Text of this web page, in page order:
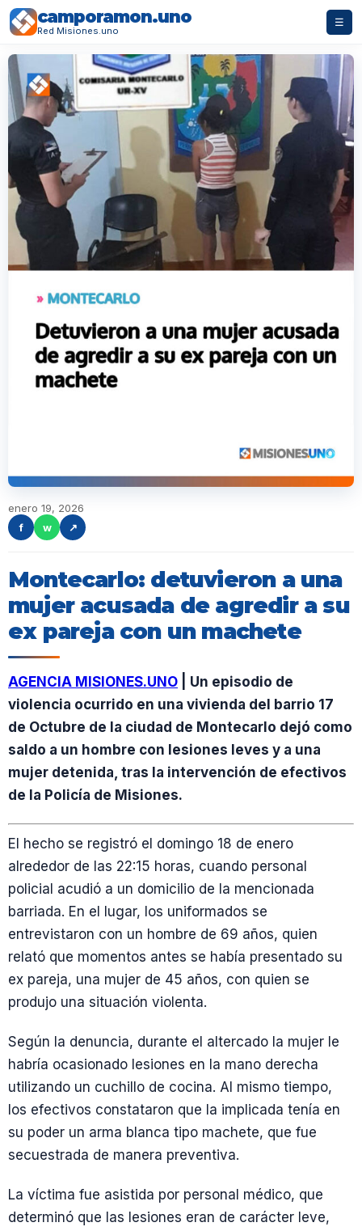
camporamon.uno
Red Misiones.uno
☰
enero 19, 2026
f
w ↗
Montecarlo: detuvieron a una
mujer acusada de agredir a su
ex pareja con un machete
AGENCIA MISIONES.UNO | Un episodio de
violencia ocurrido en una vivienda del barrio 17
de Octubre de la ciudad de Montecarlo dejó como
saldo a un hombre con lesiones leves y a una
mujer detenida, tras la intervención de efectivos
de la Policía de Misiones.
El hecho se registró el domingo 18 de enero
alrededor de las 22:15 horas, cuando personal
policial acudió a un domicilio de la mencionada
barriada. En el lugar, los uniformados se
entrevistaron con un hombre de 69 años, quien
relató que momentos antes se había presentado su
ex pareja, una mujer de 45 años, con quien se
produjo una situación violenta.
Según la denuncia, durante el altercado la mujer le
habría ocasionado lesiones en la mano derecha
utilizando un cuchillo de cocina. Al mismo tiempo,
los efectivos constataron que la implicada tenía en
su poder un arma blanca tipo machete, que fue
secuestrada de manera preventiva.
La víctima fue asistida por personal médico, que
determinó que las lesiones eran de carácter leve,